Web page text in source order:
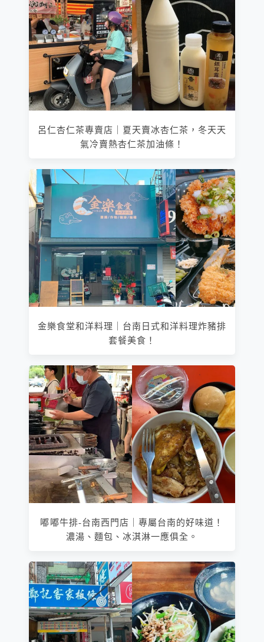
呂仁杏仁茶專賣店｜夏天賣冰杏仁茶，冬天天
氣冷賣熱杏仁茶加油條！
金樂食堂和洋料理｜台南日式和洋料理炸豬排
套餐美食！
嘟嘟牛排-台南西門店｜專屬台南的好味道！
濃湯、麵包、冰淇淋一應俱全。